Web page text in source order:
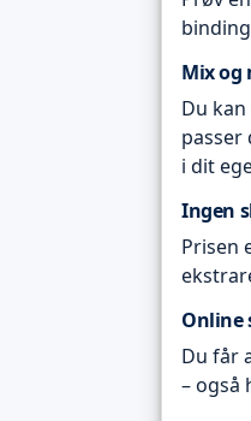
Mix og
Du
passer
i dit
Ingen
Prisen
Online
Du får
– også